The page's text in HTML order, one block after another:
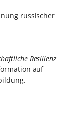
russischer
Resilienz
auf